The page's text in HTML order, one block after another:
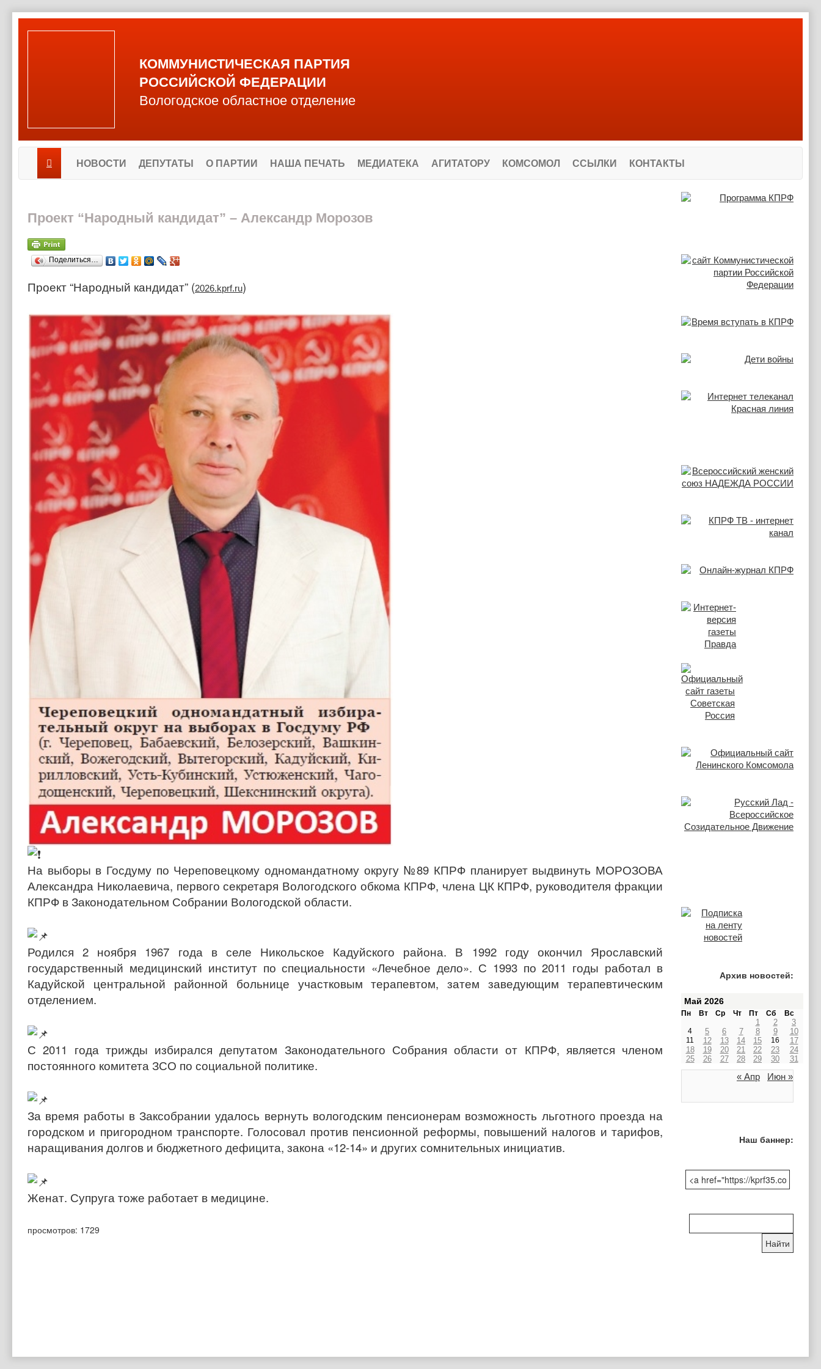
КОММУНИСТИЧЕСКАЯ ПАРТИЯ
РОССИЙСКОЙ ФЕДЕРАЦИИ
Вологодское областное отделение
НОВОСТИ ДЕПУТАТЫ О ПАРТИИ НАША ПЕЧАТЬ МЕДИАТЕКА АГИТАТОРУ КОМСОМОЛ ССЫЛКИ КОНТАКТЫ
Проект “Народный кандидат” – Александр Морозов
Поделиться…
Проект “Народный кандидат” (2026.kprf.ru)
На выборы в Госдуму по Череповецкому одномандатному округу №89 КПРФ планирует выдвинуть МОРОЗОВА
Александра Николаевича, первого секретаря Вологодского обкома КПРФ, члена ЦК КПРФ, руководителя фракции
КПРФ в Законодательном Собрании Вологодской области.
Родился 2 ноября 1967 года в селе Никольское Кадуйского района. В 1992 году окончил Ярославский
государственный медицинский институт по специальности «Лечебное дело». С 1993 по 2011 годы работал в
Кадуйской центральной районной больнице участковым терапевтом, затем заведующим терапевтическим
отделением.
С 2011 года трижды избирался депутатом Законодательного Собрания области от КПРФ, является членом
постоянного комитета ЗСО по социальной политике.
За время работы в Заксобрании удалось вернуть вологодским пенсионерам возможность льготного проезда на
городском и пригородном транспорте. Голосовал против пенсионной реформы, повышений налогов и тарифов,
наращивания долгов и бюджетного дефицита, закона «12-14» и других сомнительных инициатив.
Женат. Супруга тоже работает в медицине.
просмотров: 1729
Архив новостей:
Май 2026
Пн Вт Ср Чт Пт Сб Вс
1 2 3
4 5 6 7 8 9 10
11 12 13 14 15 16
17
18
19 20 21 22 23
24
25
26 27 28 29 30 31
« Апр Июн »
Наш баннер:
по